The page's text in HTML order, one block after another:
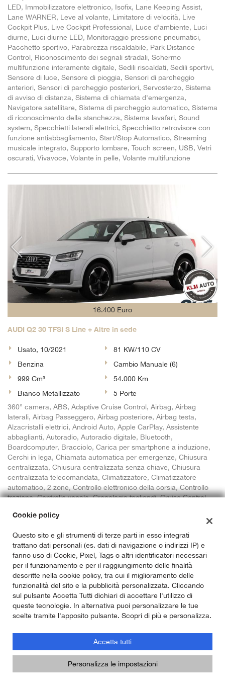
LED, Immobilizzatore elettronico, Isofix, Lane Keeping Assist,
Lane WARNER, Leve al volante, Limitatore di velocità, Live
Cockpit Plus, Live Cockpit Professional, Luce d'ambiente, Luci
diurne, Luci diurne LED, Monitoraggio pressione pneumatici,
Pacchetto sportivo, Parabrezza riscaldabile, Park Distance
Control, Riconoscimento dei segnali stradali, Schermo
multifunzione interamente digitale, Sedili riscaldati, Sedili sportivi,
Sensore di luce, Sensore di pioggia, Sensori di parcheggio
anteriori, Sensori di parcheggio posteriori, Servosterzo, Sistema
di avviso di distanza, Sistema di chiamata d'emergenza,
Navigatore satellitare, Sistema di parcheggio automatico, Sistema
di riconoscimento della stanchezza, Sistema lavafari, Sound
system, Specchietti laterali elettrici, Specchietto retrovisore con
funzione antiabbagliamento, Start/Stop Automatico, Streaming
musicale integrato, Supporto lombare, Touch screen, USB, Vetri
oscurati, Vivavoce, Volante in pelle, Volante multifunzione
16.400 Euro
AUDI Q2 30 TFSI S Line + Altre in sede
Usato, 10/2021
81 KW/110 CV
Benzina
Cambio Manuale (6)
999 Cm³
54.000 Km
Bianco Metallizzato
5 Porte
360° camera, ABS, Adaptive Cruise Control, Airbag, Airbag
laterali, Airbag Passeggero, Airbag posteriore, Airbag testa,
Alzacristalli elettrici, Android Auto, Apple CarPlay, Assistente
abbaglianti, Autoradio, Autoradio digitale, Bluetooth,
Boardcomputer, Bracciolo, Carica per smartphone a induzione,
Cerchi in lega, Chiamata automatica per emergenze, Chiusura
centralizzata, Chiusura centralizzata senza chiave, Chiusura
centralizzata telecomandata, Climatizzatore, Climatizzatore
automatico, 2 zone, Controllo elettronico della corsia, Controllo
trazione, Controllo vocale, Cronologia tagliandi, Cruise Control,
Xenon, Frenata d'emergenza assistita, Freno di stazionamento
Limitatore di velocità, Luci diurne, Luci diurne LED, Monitoraggio
pressione pneumatici, Pacchetto sportivo, Parabrezza
riscaldabile, Park Distance Control, Riconoscimento dei segnali
stradali, Sedile posteriore sdoppiato, Sedili riscaldati, Sensore di
luce, Sensore di pioggia, Servosterzo, Sistema di avviso di
distanza, Sistema di chiamata d'emergenza, Navigatore
satellitare, Sistema di parcheggio automatico, Sistema di
riconoscimento della stanchezza, Sound system, Specchietti
laterali elettrici, Specchietto retrovisore con funzione
integrato, Supporto lombare, Touch screen, USB, Vetri oscurati,
Cookie policy
Questo sito e gli strumenti di terze parti in esso integrati
trattano dati personali (es. dati di navigazione o indirizzi IP) e
fanno uso di Cookie, Pixel, Tags o altri identificatori necessari
per il funzionamento e per il raggiungimento delle finalità
descritte nella cookie policy, tra cui il miglioramento delle
funzionalità del sito e la pubblicità personalizzata. Cliccando
sul pulsante Accetta Tutti dichiari di accettare l'utilizzo di
queste tecnologie. In alternativa puoi personalizzare le tue
scelte tramite l'apposito pulsante. Scopri di più e personalizza.
Accetta tutti
Personalizza le impostazioni